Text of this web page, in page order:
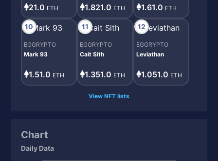
21.0 ETH 1.821.0 ETH 1.61.0 ETH
10
EGGRYPTO
Mark 93
1.51.0 ETH
11
EGGRYPTO
Cait Sith
1.351.0 ETH
12
EGGRYPTO
Leviathan
1.051.0 ETH
View NFT lists
Chart
Daily Data